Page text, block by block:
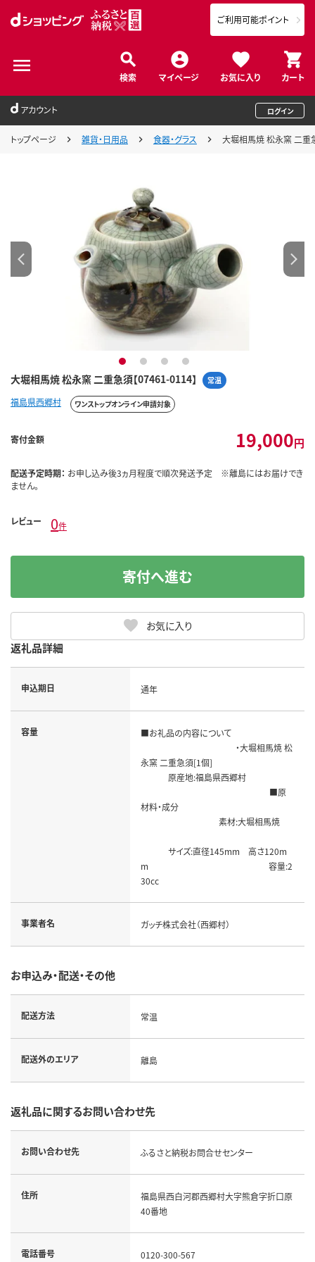
検索 マイページ お気に入り カート
ご利用可能ポイント
アカウント ログイン
トップページ 雑貨・日用品 食器・グラス 大堀相馬焼 松永窯 二重
大堀相馬焼 松永窯 二重急須【07461-0114】 常温
1 2 3 4
福島県西郷村 ワンストップオンライン申請対象
寄付金額 19,000円
配送予定時期： お申し込み後3ヵ月程度で順次発送予定 ※離島にはお届けでき
ません。
レビュー 0件
お気に入り
寄付へ進む
返礼品詳細
申込期日 通年
容量
■お礼品の内容について
・大堀相馬焼 松
永窯 二重急須[1個]
原産地:福島県西郷村
■原
材料・成分
素材:大堀相馬焼
サイズ:直径145mm 高さ120m
m 容量:2
30cc
事業者名 ガッチ株式会社（西郷村）
お申込み・配送・その他
配送方法 常温
配送外のエリア 離島
返礼品に関するお問い合わせ先
お問い合わせ先 ふるさと納税お問合せセンター
住所
福島県西白河郡西郷村大字熊倉字折口原
40番地
電話番号 0120-300-567